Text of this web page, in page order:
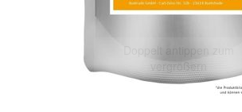
Doppelt antippen zum
vergrößern